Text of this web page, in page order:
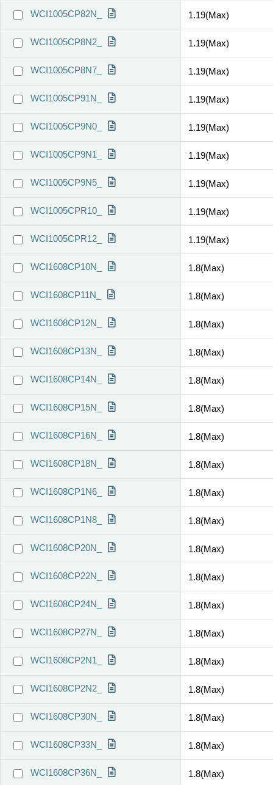
WCI1005CP82N_ 1.19(Max)
WCI1005CP8N2_ 1.19(Max)
WCI1005CP8N7_ 1.19(Max)
WCI1005CP91N_ 1.19(Max)
WCI1005CP9N0_ 1.19(Max)
WCI1005CP9N1_ 1.19(Max)
WCI1005CP9N5_ 1.19(Max)
WCI1005CPR10_ 1.19(Max)
WCI1005CPR12_ 1.19(Max)
WCI1608CP10N_ 1.8(Max)
WCI1608CP11N_ 1.8(Max)
WCI1608CP12N_ 1.8(Max)
WCI1608CP13N_ 1.8(Max)
WCI1608CP14N_ 1.8(Max)
WCI1608CP15N_ 1.8(Max)
WCI1608CP16N_ 1.8(Max)
WCI1608CP18N_ 1.8(Max)
WCI1608CP1N6_ 1.8(Max)
WCI1608CP1N8_ 1.8(Max)
WCI1608CP20N_ 1.8(Max)
WCI1608CP22N_ 1.8(Max)
WCI1608CP24N_ 1.8(Max)
WCI1608CP27N_ 1.8(Max)
WCI1608CP2N1_ 1.8(Max)
WCI1608CP2N2_ 1.8(Max)
WCI1608CP30N_ 1.8(Max)
WCI1608CP33N_ 1.8(Max)
WCI1608CP36N_ 1.8(Max)